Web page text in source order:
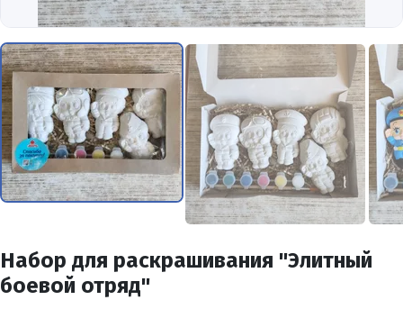
Набор для раскрашивания "Элитный
боевой отряд"